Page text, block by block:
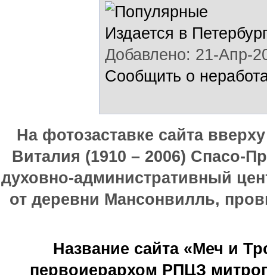
Издается в
Добавлено: 21-Апр-
Сообщить о
На фотозаставке сайта
Виталия (1910 – 2006) Спасо-
духовно-административный
от деревни Мансонвилль,
Название сайта «Меч и
первоиерархом РПЦЗ